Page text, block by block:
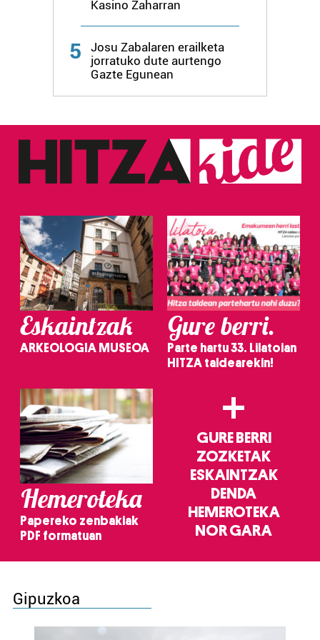
Kasino Zaharran
5
Josu Zabalaren erailketa
jorratuko dute aurtengo
Gazte Egunean
Eskaintzak
ARKEOLOGIA MUSEOA
Gure berri.
Parte hartu 33. Lilatoian
HITZA taldearekin!
Hemeroteka
Papereko zenbakiak
PDF formatuan
+
GURE BERRI
ZOZKETAK
ESKAINTZAK
DENDA
HEMEROTEKA
NOR GARA
Gipuzkoa